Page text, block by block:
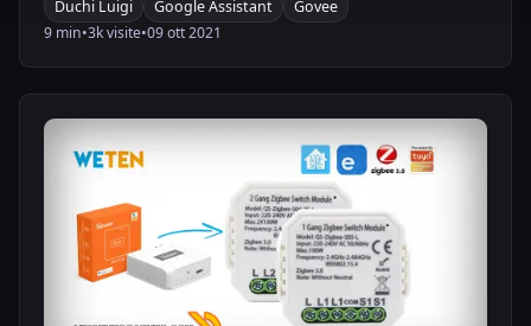
Duchi Luigi Google Assistant
Govee
9 min•3k visite•09 ott 2021